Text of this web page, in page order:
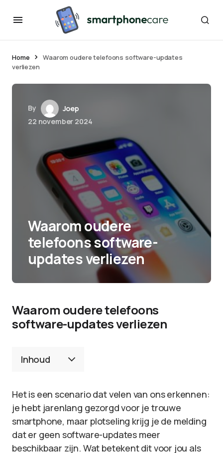
Home
Waarom oudere telefoons software-updates
verliezen
By
Joep
22 november 2024
Waarom oudere
telefoons software-
updates verliezen
Waarom oudere telefoons
software-updates verliezen
Inhoud
Het is een scenario dat velen van ons erkennen:
je hebt jarenlang gezorgd voor je trouwe
smartphone, maar plotseling krijg je de melding
dat er geen software-updates meer
beschikbaar zijn. Wat betekent dit voor jou als